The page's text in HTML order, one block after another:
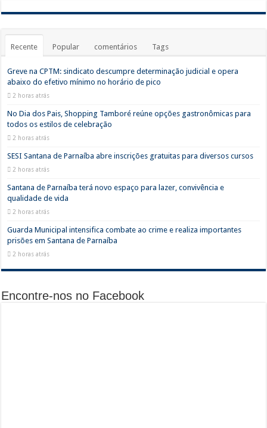
Recente Popular comentários Tags
Greve na CPTM: sindicato descumpre determinação judicial e opera
abaixo do efetivo mínimo no horário de pico
2 horas atrás
No Dia dos Pais, Shopping Tamboré reúne opções gastronômicas para
todos os estilos de celebração
2 horas atrás
SESI Santana de Parnaíba abre inscrições gratuitas para diversos cursos
2 horas atrás
Santana de Parnaíba terá novo espaço para lazer, convivência e
qualidade de vida
2 horas atrás
Guarda Municipal intensifica combate ao crime e realiza importantes
prisões em Santana de Parnaíba
2 horas atrás
Encontre-nos no Facebook